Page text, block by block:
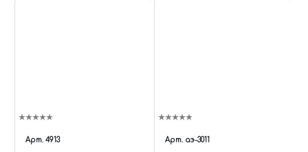
Арт. 4913 Арт. аэ-3011